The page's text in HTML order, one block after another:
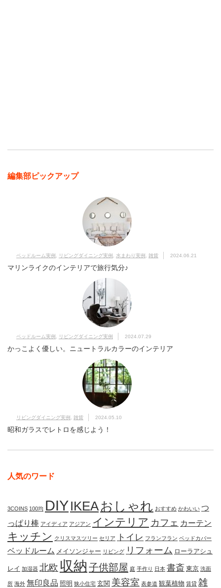
編集部ピックアップ
ベッドルーム実例 , リビングダイニング実例 , 水まわり実例 , 雑貨 2024.06.21
マリンライクのインテリアで旅行気分♪
ベッドルーム実例 , リビングダイニング実例 2024.07.29
かっこよく優しい。ニュートラルカラーのインテリア
リビングダイニング実例 , 雑貨 2024.05.10
昭和ガラスでレトロを感じよう！
人気のワード
3COINS 100均 DIYIKEAおしゃれ おすすめ かわいい つ
っぱり棒 アイディア アジアン インテリア カフェ カーテン
キッチン クリスマスツリー セリア トイレ フランフラン ベッドカバー
ベッドルーム メイソンジャー リビング リフォーム ローラアシュ
レイ 加湿器 北欧 収納 子供部屋 庭 手作り 日本 書斎 東京 洗面
所 海外 無印良品 照明 狭小住宅 玄関 美容室 表参道 観葉植物 賃貸 雑